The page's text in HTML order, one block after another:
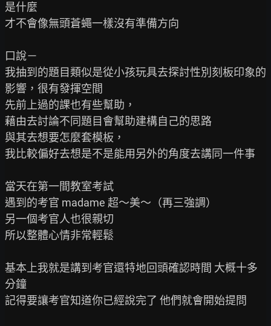
是什麼
才不會像無頭蒼蠅一樣沒有準備方向
口說－
我抽到的題目類似是從小孩玩具去探討性別刻板印象的
影響，很有發揮空間
先前上過的課也有些幫助，
藉由去討論不同題目會幫助建構自己的思路
與其去想要怎麼套模板，
我比較偏好去想是不是能用另外的角度去講同一件事
當天在第一間教室考試
遇到的考官 madame 超～美～（再三強調）
另一個考官人也很親切
所以整體心情非常輕鬆
基本上我就是講到考官還特地回頭確認時間 大概十多
分鐘
記得要讓考官知道你已經說完了 他們就會開始提問